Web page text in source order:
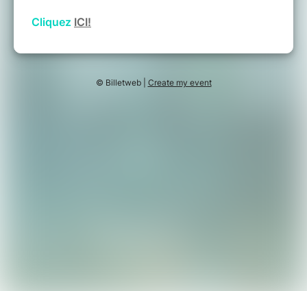
Cliquez ICI!
© Billetweb | Create my event